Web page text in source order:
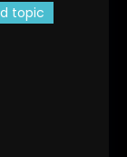
topic